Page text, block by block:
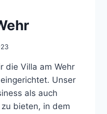
die Villa am Wehr
Unser
als auch
bieten, in dem